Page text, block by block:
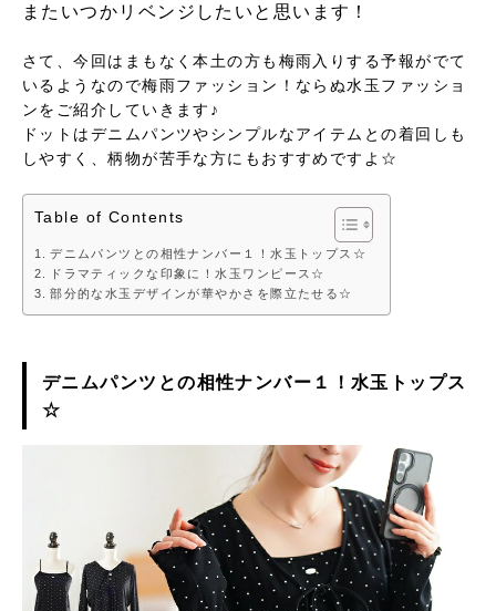
またいつかリベンジしたいと思います！
さて、今回はまもなく本土の方も梅雨入りする予報がでて
いるようなので梅雨ファッション！ならぬ水玉ファッショ
ンをご紹介していきます♪
ドットはデニムパンツやシンプルなアイテムとの着回しも
しやすく、柄物が苦手な方にもおすすめですよ☆
Table of Contents
デニムパンツとの相性ナンバー１！水玉トップス☆
ドラマティックな印象に！水玉ワンピース☆
部分的な水玉デザインが華やかさを際立たせる☆
デニムパンツとの相性ナンバー１！水玉トップス
☆